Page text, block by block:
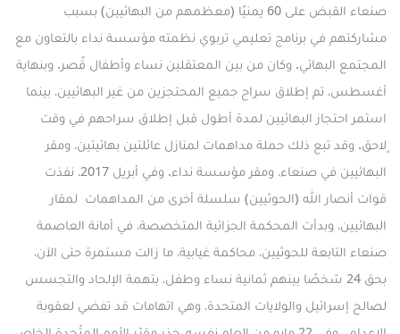
صنعاء القبض
على 60 يمنيًا (معظمهم من البهائيين) بسبب
مشاركتهم في برنامج تعليمي تربوي نظمته مؤسسة نداء بالتعاون مع
المجتمع البهائي. وكان من بين المعتقلين نساء وأطفال قُصر. وبنهاية
أغسطس، تم إطلاق سراح جميع المحتجزين من غير البهائيين، بينما
استمر احتجاز البهائيين لمدة أطول قبل إطلاق سراحهم في وقت
ٍلاحق. وقد تبع ذلك حملة مداهمات لمنازل عائلتين بهائيتين، ومقر
البهائيين في صنعاء، ومقر مؤسسة نداء. وفي أبريل 2017، نفذت
قوات أنصار الله (الحوثيين) سلسلة أخرى من المداهمات لمقار
البهائيين، وبدأت المحكمة الجزائية المتخصصة، في أمانة العاصمة
صنعاء التابعة للحوثيين، محاكمة غيابية، ما زالت مستمرة حتى الآن،
بحق 24 شخصًا
بينهم ثمانية نساء وطفل، بتهمة الإلحاد والتجسس
لصالح إسرائيل والولايات المتحدة، وهي اتهامات قد تفضي لعقوبة